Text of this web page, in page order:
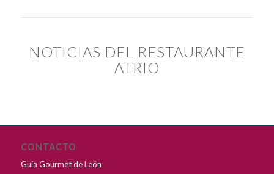
NOTICIAS DEL RESTAURANTE
ATRIO
CONTACTO
Guía Gourmet de León